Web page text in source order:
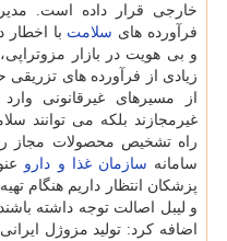
خارجی قرار داده است.
فرآورده های سلامت با اخطار
و بی هویت در بازار
زیادی از فرآورده های تزریقی
از مسیرهای غیرقانونی
غیرمجازند بلکه می توانند
راه تشخیص محصولات مجاز
سامانه سازمان غذا و دارو
پزشکان انتظار داریم هنگام
و لیبل اصالت توجه داشته
اضافه کرد: تولید مزوژل